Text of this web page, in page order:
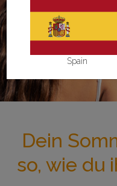
Dein
so, wie du
Spain